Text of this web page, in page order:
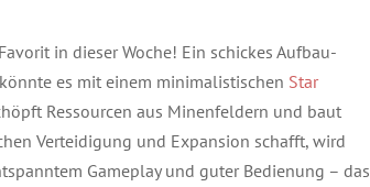
in dieser Woche! Ein schickes Aufbau-
es mit einem minimalistischen Star
Ressourcen aus Minenfeldern und baut
Verteidigung und Expansion schafft, wird
Gameplay und guter Bedienung – das